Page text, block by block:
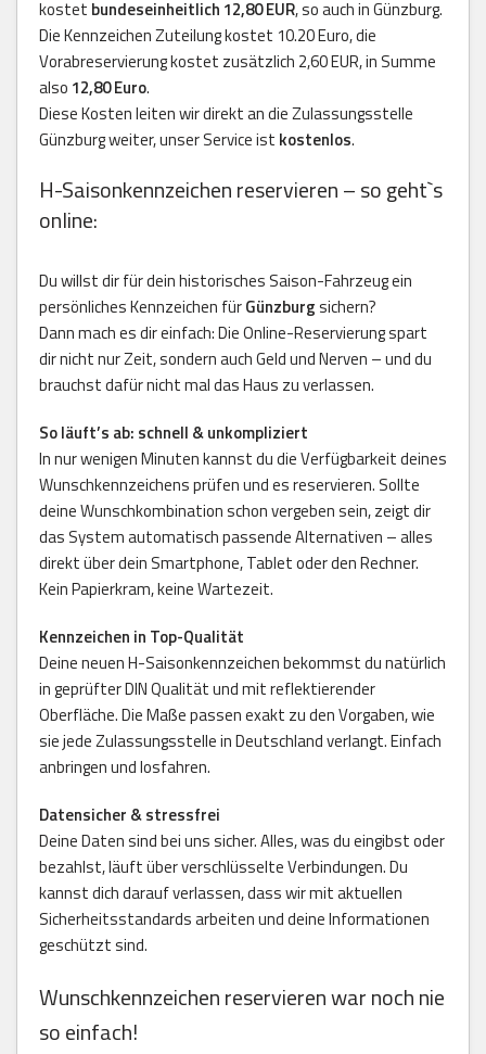
kostet bundeseinheitlich 12,80 EUR, so auch in Günzburg.
Die Kennzeichen Zuteilung kostet 10.20 Euro, die
Vorabreservierung kostet zusätzlich 2,60 EUR, in Summe
also 12,80 Euro.
Diese Kosten leiten wir direkt an die Zulassungsstelle
Günzburg weiter, unser Service ist kostenlos.
H-Saisonkennzeichen reservieren – so geht`s
online:
Du willst dir für dein historisches Saison-Fahrzeug ein
persönliches Kennzeichen fürGünzburgsichern?
Dann mach es dir einfach: Die Online-Reservierung spart
dir nicht nur Zeit, sondern auch Geld und Nerven – und du
brauchst dafür nicht mal das Haus zu verlassen.
So läuft’s ab: schnell & unkompliziert
In nur wenigen Minuten kannst du die Verfügbarkeit deines
Wunschkennzeichens prüfen und es reservieren. Sollte
deine Wunschkombination schon vergeben sein, zeigt dir
das System automatisch passende Alternativen – alles
direkt über dein Smartphone, Tablet oder den Rechner.
Kein Papierkram, keine Wartezeit.
Kennzeichen in Top-Qualität
Deine neuen H-Saisonkennzeichen bekommst du natürlich
in geprüfter DIN Qualität und mit reflektierender
Oberfläche. Die Maße passen exakt zu den Vorgaben, wie
sie jede Zulassungsstelle in Deutschland verlangt. Einfach
anbringen und losfahren.
Datensicher & stressfrei
Deine Daten sind bei uns sicher. Alles, was du eingibst oder
bezahlst, läuft über verschlüsselte Verbindungen. Du
kannst dich darauf verlassen, dass wir mit aktuellen
Sicherheitsstandards arbeiten und deine Informationen
geschützt sind.
Wunschkennzeichen reservieren war noch nie
so einfach!